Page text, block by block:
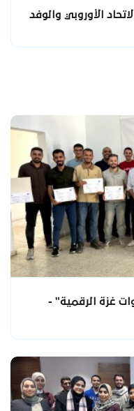
الأوروبي والوفد
غزة الرقمية" -